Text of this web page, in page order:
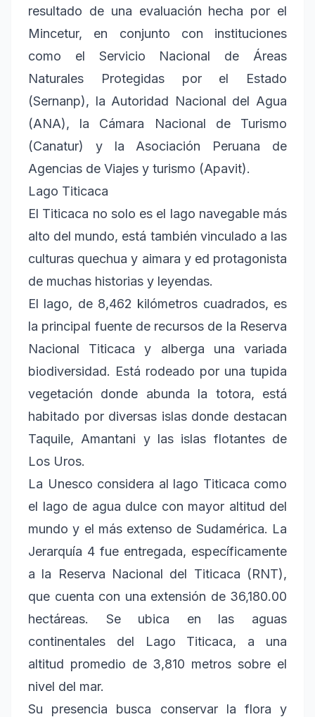
resultado de una evaluación hecha por el
Mincetur, en conjunto con instituciones
como el Servicio Nacional de Áreas
Naturales Protegidas por el Estado
(Sernanp), la Autoridad Nacional del Agua
(ANA), la Cámara Nacional de Turismo
(Canatur) y la Asociación Peruana de
Agencias de Viajes y turismo (Apavit).
Lago Titicaca
El Titicaca no solo es el lago navegable más
alto del mundo, está también vinculado a las
culturas quechua y aimara y ed protagonista
de muchas historias y leyendas.
El lago, de 8,462 kilómetros cuadrados, es
la principal fuente de recursos de la Reserva
Nacional Titicaca y alberga una variada
biodiversidad. Está rodeado por una tupida
vegetación donde abunda la totora, está
habitado por diversas islas donde destacan
Taquile, Amantani y las islas flotantes de
Los Uros.
La Unesco considera al lago Titicaca como
el lago de agua dulce con mayor altitud del
mundo y el más extenso de Sudamérica. La
Jerarquía 4 fue entregada, específicamente
a la Reserva Nacional del Titicaca (RNT),
que cuenta con una extensión de 36,180.00
hectáreas. Se ubica en las aguas
continentales del Lago Titicaca, a una
altitud promedio de 3,810 metros sobre el
nivel del mar.
Su presencia busca conservar la flora y